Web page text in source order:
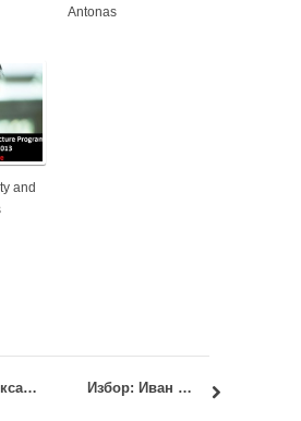
Antonas
and
Избор: Александра Ђорђевић, маст.инж.арх. и Филип Петровић, маст.инж.арх. Избор: Иван Шулетић, дипломирани сликар ликовне уметности